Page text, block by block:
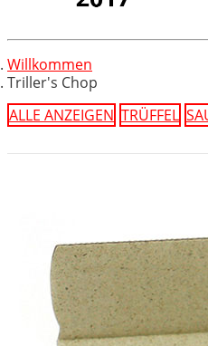
Willkommen
Triller's Chop
ALLE ANZEIGEN TRÜFFEL